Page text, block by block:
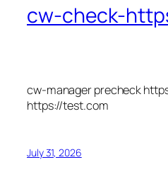
cw-check-
cw-manager precheck
https://test.com
July 31, 2026